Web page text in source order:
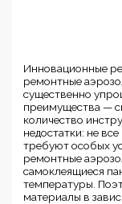
Инновационные
ремонтные
существенно
преимущества —
количество
недостатки: не
требуют особых
ремонтные
самоклеящиеся
температуры.
материалы в